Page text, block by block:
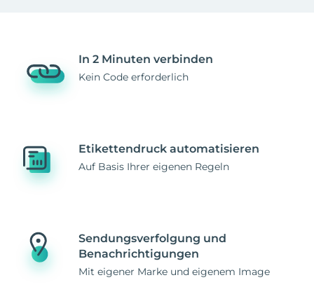
In 2 Minuten verbinden
Kein Code erforderlich
Etikettendruck automatisieren
Auf Basis Ihrer eigenen Regeln
Sendungsverfolgung und
Benachrichtigungen
Mit eigener Marke und eigenem Image